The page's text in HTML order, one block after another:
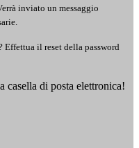
inviato un messaggio
Effettua il reset della password
casella di posta elettronica!